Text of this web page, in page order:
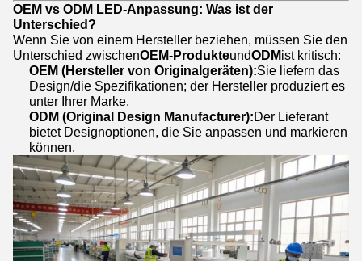
OEM vs ODM LED-Anpassung: Was ist der
Unterschied?
Wenn Sie von einem Hersteller beziehen, müssen Sie den
Unterschied zwischenOEM-ProdukteundODMist kritisch:
OEM (Hersteller von Originalgeräten):Sie liefern das
Design/die Spezifikationen; der Hersteller produziert es
unter Ihrer Marke.
ODM (Original Design Manufacturer):Der Lieferant
bietet Designoptionen, die Sie anpassen und markieren
können.